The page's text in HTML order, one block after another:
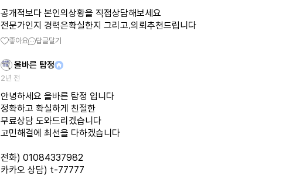
공개적보다 본인의상황을 직접상담해보세요
전문가인지 경력은확실한지 그리고.의뢰추천드립니다
좋아요 답글달기
올바른 탐정
2년 전
안녕하세요 올바른 탐정 입니다
정확하고 확실하게 친절한
무료상담 도와드리겠습니다
고민해결에 최선을 다하겠습니다
전화) 01084337982
카카오 상담) t-77777